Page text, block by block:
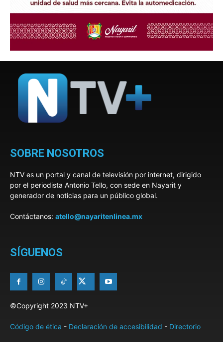
SOBRE NOSOTROS
NTV es un portal y canal de televisión por internet, dirigido
por el periodista Antonio Tello, con sede en Nayarit y
generador de noticias para un público global.
Contáctanos: atello@nayaritenlinea.mx
SÍGUENOS
©Copyright 2023 NTV+
Código de ética - Declaración de accesibilidad - Directorio